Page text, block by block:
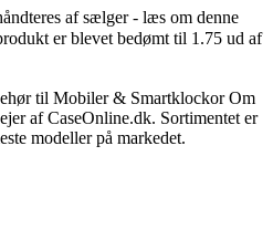
af sælger - læs om denne
er blevet bedømt til 1.75 ud af
til Mobiler & Smartklockor Om
af CaseOnline.dk. Sortimentet er
modeller på markedet.